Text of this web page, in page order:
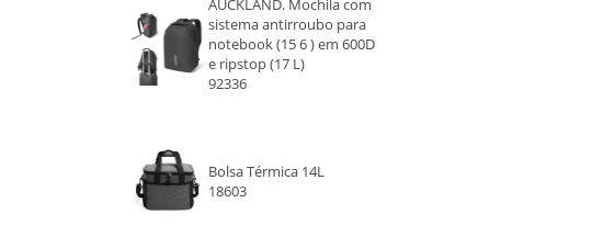
AUCKLAND. Mochila com
sistema antirroubo para
notebook (15 6 ) em 600D
e ripstop (17 L)
92336
Bolsa Térmica 14L
18603